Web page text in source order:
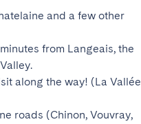
and a few other
from Langeais, the
along the way! (La Vallée
roads (Chinon, Vouvray,